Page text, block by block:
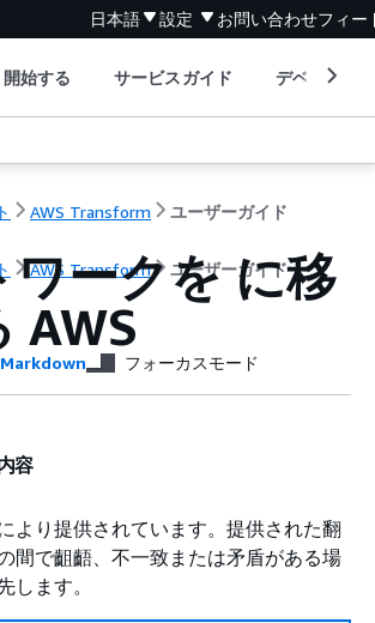
日本語 設定 お問い合わせフィー
開始する サービスガイド デベロッパ
AWS Transform ユーザーガイド
AWS Transform ユーザーガイド
ワークを に移
AWS
Markdown フォーカスモード
容
より提供されています。提供された翻
間で齟齬、不一致または矛盾がある場
します。